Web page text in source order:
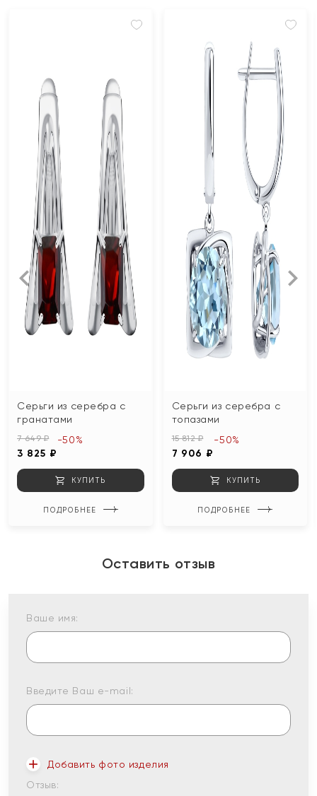
Серьги из серебра с
гранатами
7 649 ₽
3 825 ₽
-50%
КУПИТЬ
ПОДРОБНЕЕ
Серьги из серебра с
топазами
15 812 ₽
7 906 ₽
-50%
КУПИТЬ
ПОДРОБНЕЕ
Оставить отзыв
Ваше имя:
Введите Ваш e-mail:
Добавить фото изделия
Отзыв: